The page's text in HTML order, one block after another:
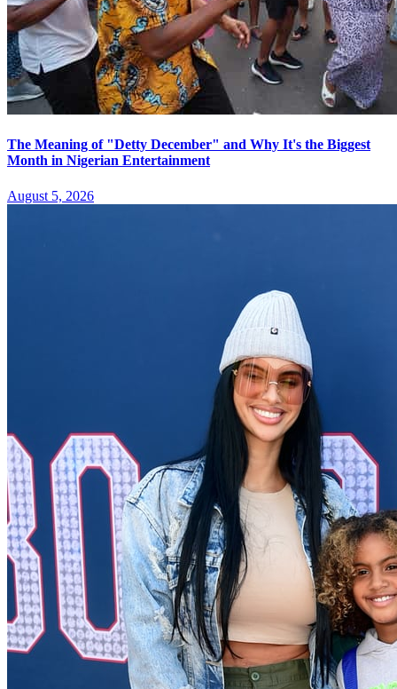
The Meaning of "Detty December" and Why It's the Biggest
Month in Nigerian Entertainment
August 5, 2026